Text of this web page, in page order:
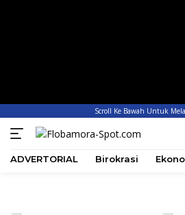
Scroll Ke Bawah Untuk
ADVERTORIAL Birokrasi